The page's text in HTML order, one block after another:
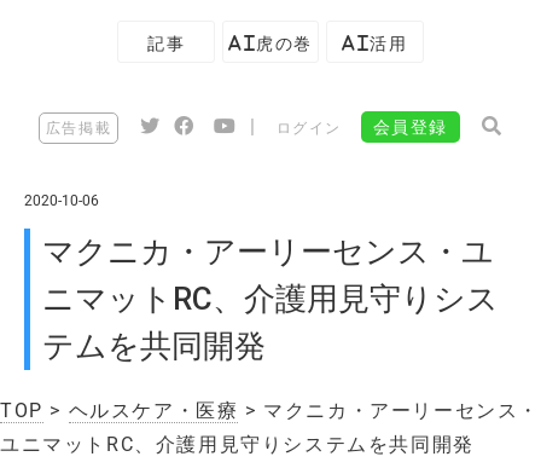
記事 AI虎の巻 AI活用
広告掲載 ログイン 会員登録
2020-10-06
マクニカ・アーリーセンス・ユ
ニマットRC、介護用見守りシス
テムを共同開発
TOP > ヘルスケア・医療 > マクニカ・アーリーセンス・
ユニマットRC、介護用見守りシステムを共同開発